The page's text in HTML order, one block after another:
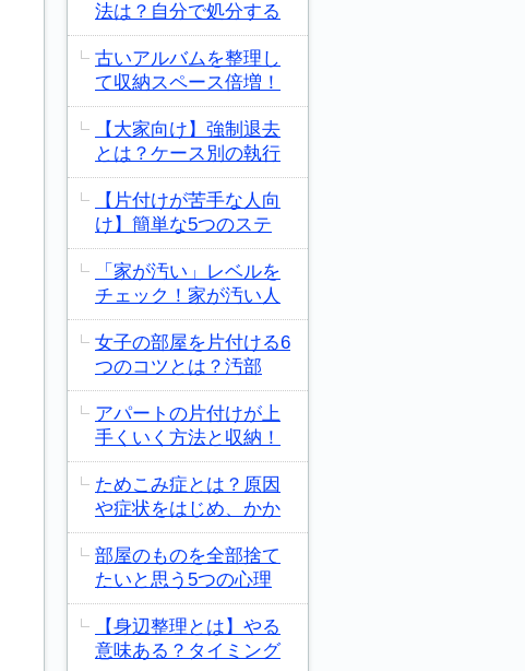
法は？自分で処分する
古いアルバムを整理し
て収納スペース倍増！
【大家向け】強制退去
とは？ケース別の執行
【片付けが苦手な人向
け】簡単な5つのステ
「家が汚い」レベルを
チェック！家が汚い人
女子の部屋を片付ける6
つのコツとは？汚部
アパートの片付けが上
手くいく方法と収納！
ためこみ症とは？原因
や症状をはじめ、かか
部屋のものを全部捨て
たいと思う5つの心理
【身辺整理とは】やる
意味ある？タイミング